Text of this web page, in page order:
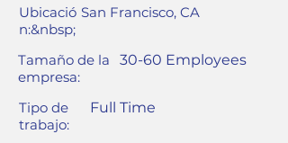
Ubicació
n:&nbsp;
San Francisco, CA
Tamaño de la
empresa:
30-60 Employees
Tipo de
trabajo:
Full Time